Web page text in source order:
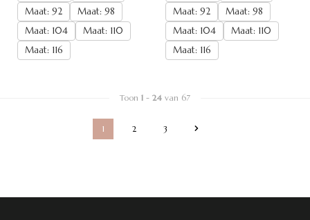
Maat: 92
Maat: 98
Maat: 104
Maat: 110
Maat: 116
Maat: 92
Maat: 98
Maat: 104
Maat: 110
Maat: 116
Toon 1 - 24 van 67
1 2 3